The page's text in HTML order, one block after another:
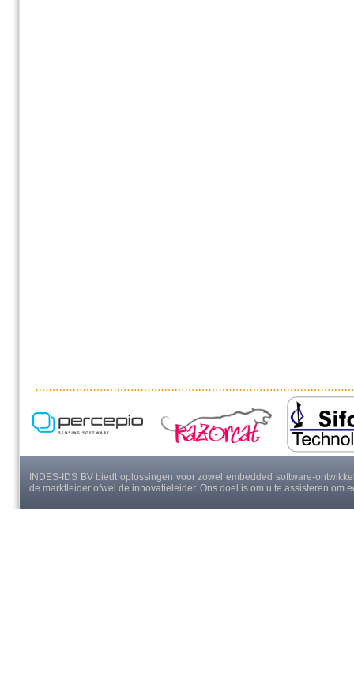
INDES-IDS BV biedt oplossingen voor zowel embedded software-
de marktleider ofwel de innovatieleider. Ons doel is om u te assisteren